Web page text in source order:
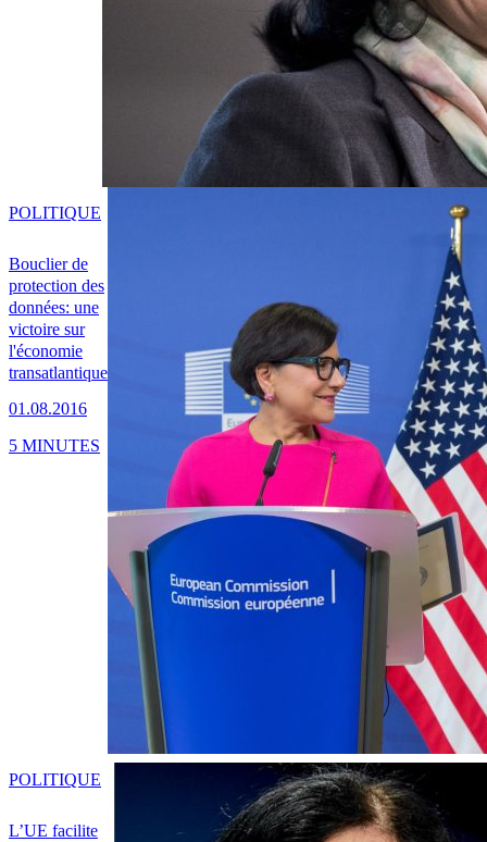
Bouclier de
protection des
données: une
victoire sur
l'économie
transatlantique
01.08.2016
POLITIQUE
5 MINUTES
L’UE facilite
POLITIQUE